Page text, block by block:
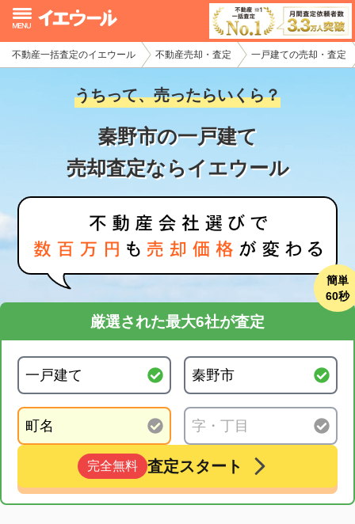
不動産一括査定のイエウール 不動産売却・査定 一戸建ての売却・査定
うちって、売ったらいくら？
秦野市の一戸建て
売却査定ならイエウール
簡単
60秒
厳選された最大6社が査定
完全無料 査定スタート
イエウール加盟希望の不動産会社様
初めての方へ
不動産売却の流れ
不動産の売却・一括査定
家査定シミュレーター
お問い合わせ